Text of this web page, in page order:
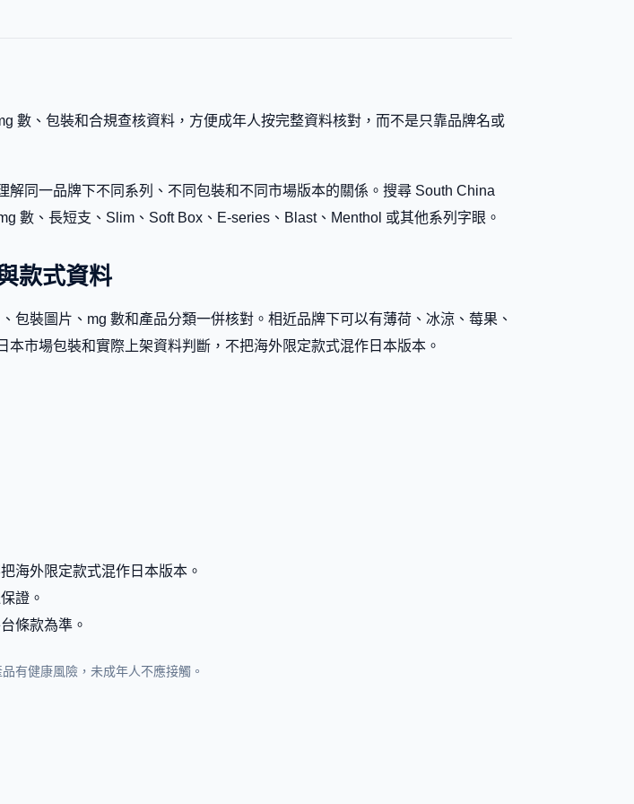
數、包裝和合規查核資料，方便成年人按完整資料核對，而不是只靠品牌名或
同一品牌下不同系列、不同包裝和不同市場版本的關係。搜尋 South China
數、長短支、Slim、Soft Box、E-series、Blast、Menthol 或其他系列字眼。
款式資料
裝圖片、mg 數和產品分類一併核對。相近品牌下可以有薄荷、冰涼、莓果、
市場包裝和實際上架資料判斷，不把海外限定款式混作日本版本。
海外限定款式混作日本版本。
證。
條款為準。
有健康風險，未成年人不應接觸。